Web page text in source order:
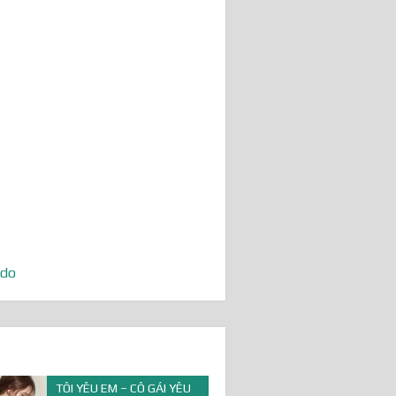
TÔI YÊU EM – CÔ GÁI YÊU